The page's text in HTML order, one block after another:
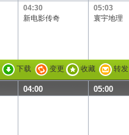
04:30
新电影传奇
05:03
寰宇地理
下载 变更 收藏 转发
04:00 05:00